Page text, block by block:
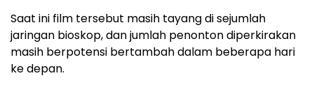
Saat ini film tersebut masih tayang di sejumlah
jaringan bioskop, dan jumlah penonton diperkirakan
masih berpotensi bertambah dalam beberapa hari
ke depan.